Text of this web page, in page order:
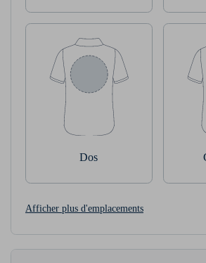
Dos
Afficher plus d'emplacements